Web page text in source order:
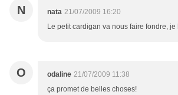
N nata 21/07/2009 16:20
Le petit cardigan va nous faire
O odaline 21/07/2009 11:38
ça promet de belles choses!